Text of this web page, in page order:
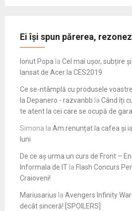
Ei își spun părerea,
Ionut Popa la Cel mai ușor, subțire
lansat de Acer la CES2019
Ce se-ntâmplă cu produsele
la Depanero - razvanbb la Când îți
te atent la cei care se ocupă de
Simona la Am renunțat la cafea și
luni
De ce aș urma un curs de Front –
Informala de IT la Flash Concurs
Craioveni!
Mariusarius la Avengers Infinity
decât sinceră! [SPOILERS]